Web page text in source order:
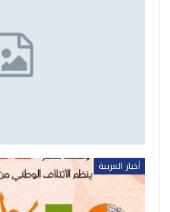
أخبار العربية